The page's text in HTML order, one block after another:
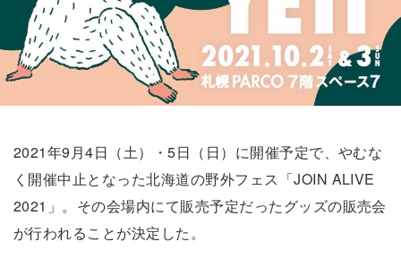
2021年9月4日（土）・5日（日）に開催予定で、やむな
く開催中止となった北海道の野外フェス「JOIN ALIVE
2021」。その会場内にて販売予定だったグッズの販売会
が行われることが決定した。